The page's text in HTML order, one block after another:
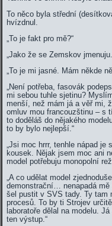
To něco byla střední
hvízdnul.
„To je fakt pro mě?“
„Jako že se Zemskov
„To je mi jasné. Mám někde
„Není potřeba, fasovák
mi sebou tuhle sjetinu?
menší, než mám já a věř mi,
omluv mou francouzštinu – s
to doděláš do nějakého
to by bylo nejlepší.“
„Jsi moc hrrr, tenhle nápad
kousek. Nějak jsem moc ani
model potřebuju monopolní
„A co udělat model
demonstrační… nenapadá
šel pustit v SVS tady. Ty tam
procesů. To by ti Strojev
laboratoře dělal na modelu.
ten výstup.“